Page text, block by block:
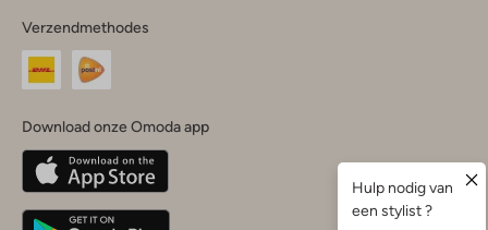
je
land
Nederland
Belgique(Français)
Deutschland
Verzendmethodes
Download onze Omoda app